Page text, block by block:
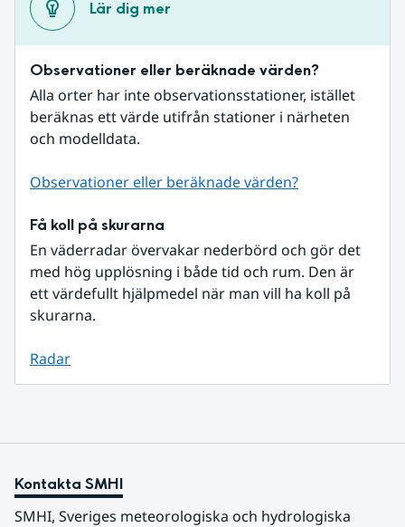
Lär dig mer
Observationer eller beräknade värden?
Alla orter har inte observationsstationer, istället
beräknas ett värde utifrån stationer i närheten
och modelldata.
Observationer eller beräknade värden?
Få koll på skurarna
En väderradar övervakar nederbörd och gör det
med hög upplösning i både tid och rum. Den är
ett värdefullt hjälpmedel när man vill ha koll på
skurarna.
Radar
Kontakta SMHI
SMHI, Sveriges meteorologiska och hydrologiska